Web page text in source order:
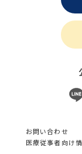
お問い合わせ
医療従事者向け